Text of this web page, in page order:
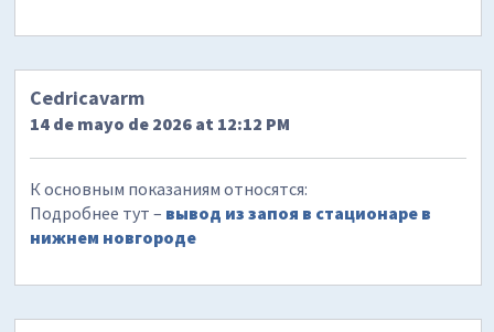
Cedricavarm
14 de mayo de 2026 at 12:12 PM
К основным показаниям относятся:
Подробнее тут – вывод из запоя в стационаре в
нижнем новгороде